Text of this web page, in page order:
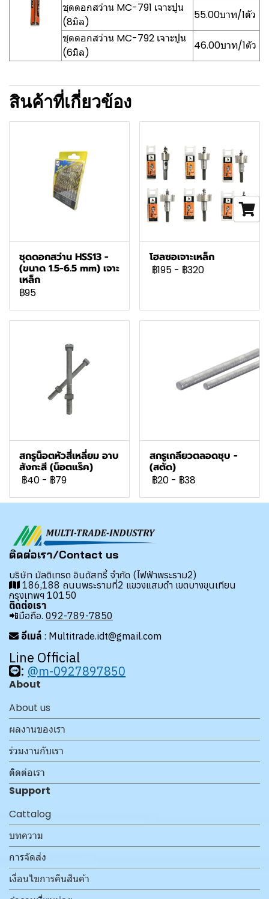
ชุดดอกสว่าน MC-791 เจาะปูน
(8มิล)
55.00บาท/1ตัว
ชุดดอกสว่าน MC-792 เจาะปูน
(6มิล)
46.00บาท/1ตัว
สินค้าที่เกี่ยวข้อง
ชุดดอกสว่าน HSS13 -
(ขนาด 1.5-6.5 mm) เจาะ
เหล็ก
฿95
โฮลซอเจาะเหล็ก
฿195 - ฿320
สกรูน็อตหัวสี่เหลี่ยม อาบ
สังกะสี (น็อตแร็ค)
฿40 - ฿79
สกรูเกลียวตลอดชุบ -
(สตัด)
฿20 - ฿38
ติดต่อเรา/Contact us
บริษัท มัลติเทรด อินดัสทรี้ จำกัด (ไฟฟ้าพระราม2)
186,188 ถนนพระรามที่2 แขวงแสมดำ เขตบางขุนเทียน
กรุงเทพฯ 10150
ติดต่อเรา
📲มือถือ. 092-789-7850
อีเมล์ : Multitrade.idt@gmail.com
Line Official
: @m-0927897850
About
About us
ผลงานของเรา
ร่วมงานกับเรา
ติดต่อเรา
Support
Cattalog
บทความ
การจัดส่ง
เงื่อนไขการคืนสินค้า